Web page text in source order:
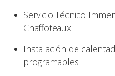
Servicio Técnico
Chaffoteaux
Instalación de
programables